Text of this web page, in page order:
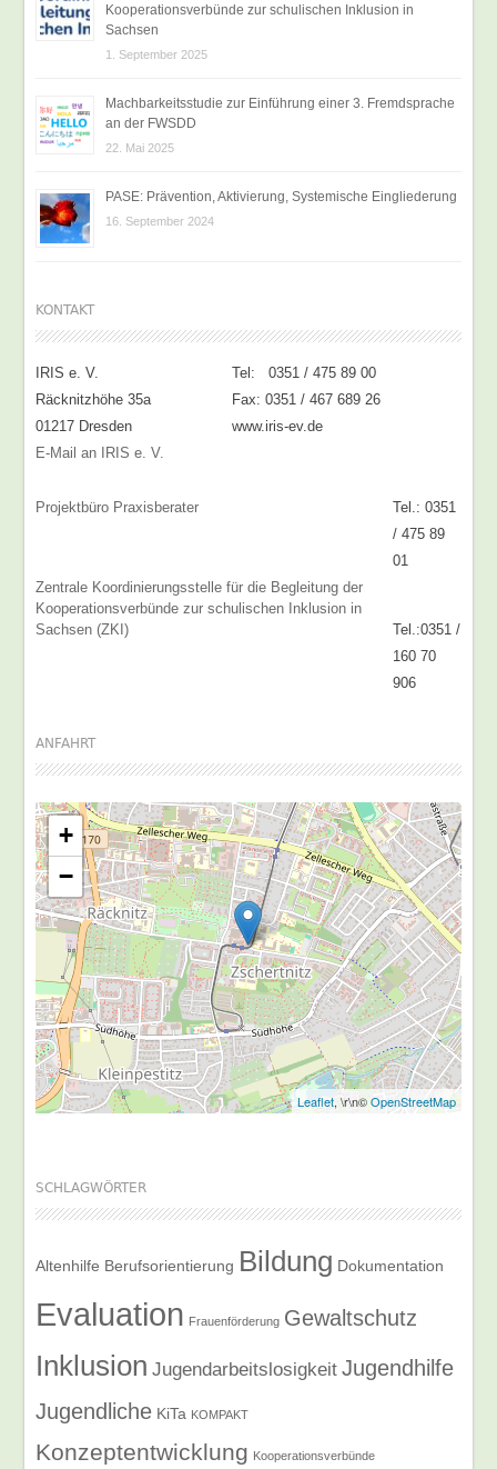
Kooperationsverbünde zur schulischen Inklusion in
Sachsen
1. September 2025
Machbarkeitsstudie zur Einführung einer 3. Fremdsprache
an der FWSDD
22. Mai 2025
PASE: Prävention, Aktivierung, Systemische Eingliederung
16. September 2024
KONTAKT
IRIS e. V.
Tel: 0351 / 475 89 00
Räcknitzhöhe 35a
Fax: 0351 / 467 689 26
01217 Dresden
www.iris-ev.de
E-Mail an IRIS e. V.
Projektbüro Praxisberater
Tel.: 0351
/ 475 89
01
Zentrale Koordinierungsstelle für die Begleitung der
Kooperationsverbünde zur schulischen Inklusion in
Sachsen (ZKI)
Tel.:0351 /
160 70
906
ANFAHRT
+
−
Leaflet, \r\n©OpenStreetMap
SCHLAGWÖRTER
Altenhilfe Berufsorientierung Bildung Dokumentation
Evaluation Frauenförderung Gewaltschutz
Inklusion Jugendarbeitslosigkeit Jugendhilfe
Jugendliche KiTa KOMPAKT
Konzeptentwicklung Kooperationsverbünde